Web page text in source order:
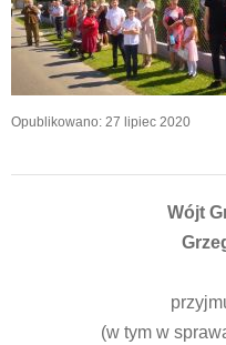
Opublikowano: 27 lipiec 2020
Wójt
(w tym w